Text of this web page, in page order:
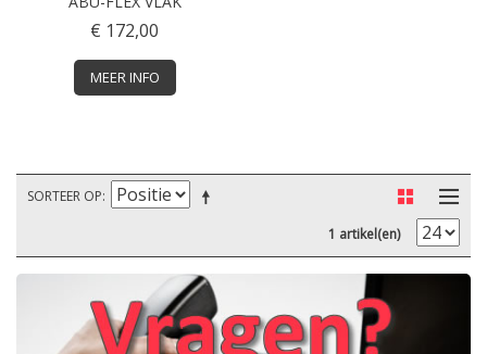
€ 172,00
MEER INFO
SORTEER OP
1 artikel(en)